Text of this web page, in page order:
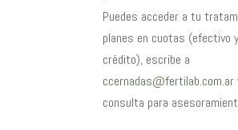
Puedes acceder a tu
planes en cuotas (efectivo
crédito), escribe a
ccernadas@fertilab.com.ar
consulta para